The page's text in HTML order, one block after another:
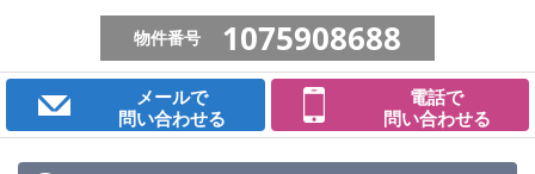
物件番号 1075908688
メールで
問い合わせる
電話で
問い合わせる